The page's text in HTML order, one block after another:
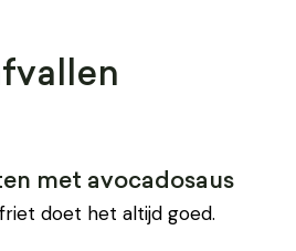
met avocadosaus
doet het altijd goed.